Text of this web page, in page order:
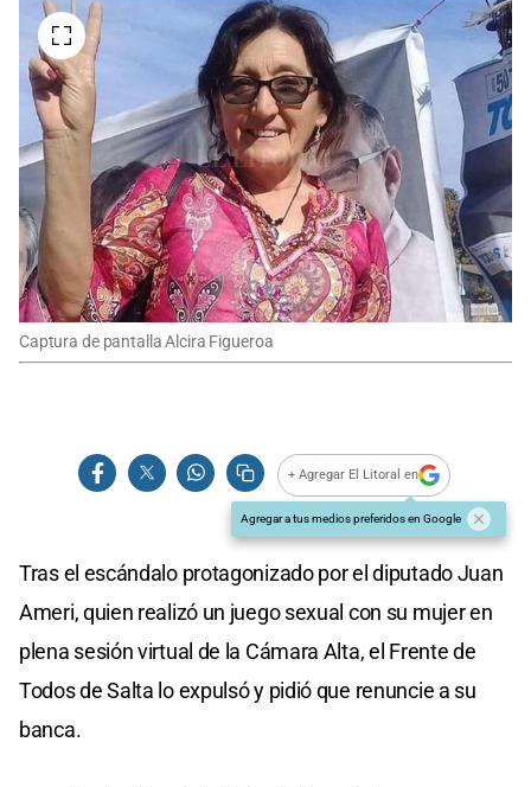
Captura de pantalla Alcira Figueroa
+ Agregar El Litoral en
Agregar a tus medios preferidos en Google
Tras el escándalo protagonizado por el diputado Juan
Ameri, quien realizó un juego sexual con su mujer en
plena sesión virtual de la Cámara Alta, el Frente de
Todos de Salta lo expulsó y pidió que renuncie a su
banca.